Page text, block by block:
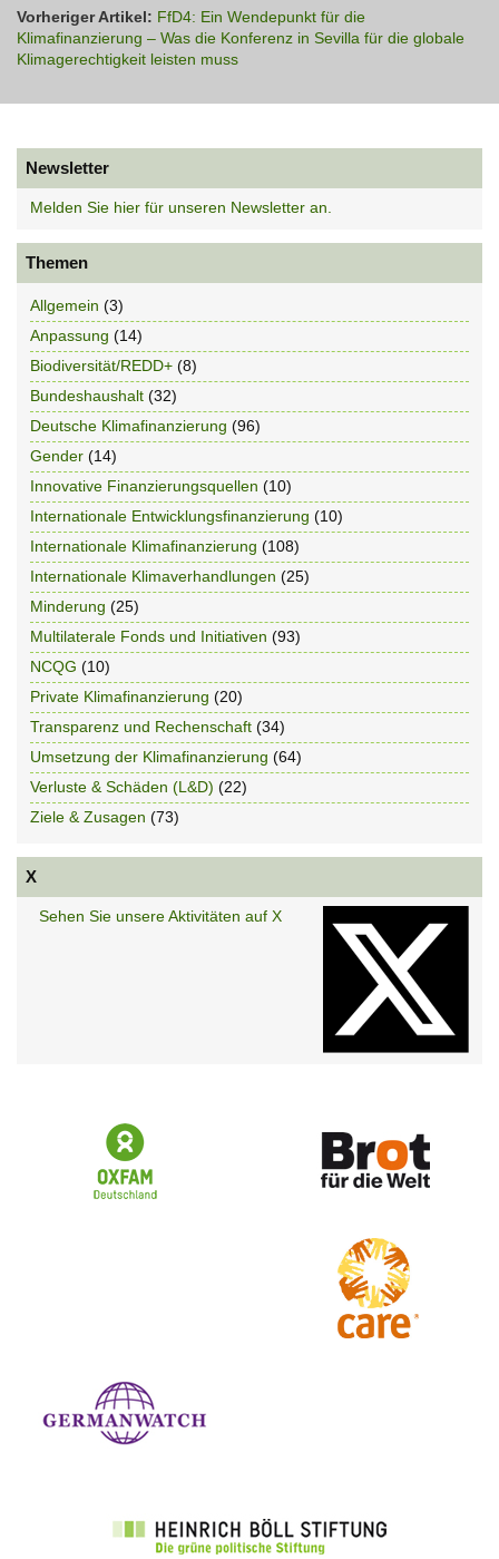
Vorheriger Artikel: FfD4: Ein Wendepunkt für die
Klimafinanzierung – Was die Konferenz in Sevilla für die globale
Klimagerechtigkeit leisten muss
Newsletter
Melden Sie hier für unseren Newsletter an.
Themen
Allgemein (3)
Anpassung (14)
Biodiversität/REDD+ (8)
Bundeshaushalt (32)
Deutsche Klimafinanzierung (96)
Gender (14)
Innovative Finanzierungsquellen (10)
Internationale Entwicklungsfinanzierung (10)
Internationale Klimafinanzierung (108)
Internationale Klimaverhandlungen (25)
Minderung (25)
Multilaterale Fonds und Initiativen (93)
NCQG (10)
Private Klimafinanzierung (20)
Transparenz und Rechenschaft (34)
Umsetzung der Klimafinanzierung (64)
Verluste & Schäden (L&D) (22)
Ziele & Zusagen (73)
X
Sehen Sie unsere Aktivitäten auf X